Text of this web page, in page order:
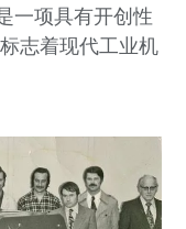
一项具有开创性
标志着现代工业机